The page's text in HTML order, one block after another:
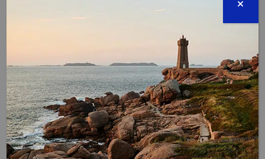
14 mars 2020 - 15:00 à 16:00
Évènement proposé par :
Exocéan